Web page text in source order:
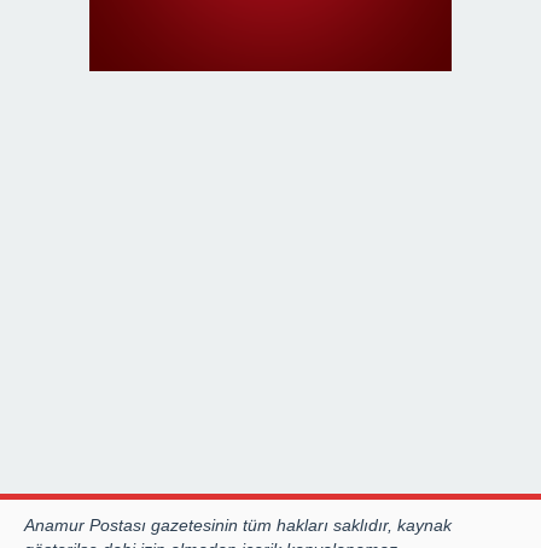
Anamur Postası gazetesinin tüm hakları saklıdır, kaynak